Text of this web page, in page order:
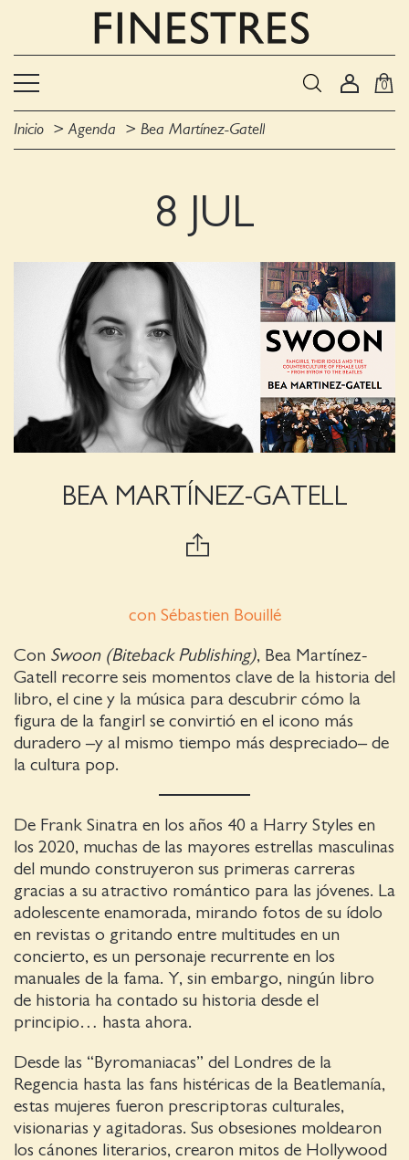
0
Inicio Agenda Bea Martínez-Gatell
8 JUL
BEA MARTÍNEZ-GATELL
con Sébastien Bouillé
Con Swoon (Biteback Publishing), Bea Martínez-
Gatell recorre seis momentos clave de la historia del
libro, el cine y la música para descubrir cómo la
figura de la fangirl se convirtió en el icono más
duradero –y al mismo tiempo más despreciado– de
la cultura pop.
De Frank Sinatra en los años 40 a Harry Styles en
los 2020, muchas de las mayores estrellas masculinas
del mundo construyeron sus primeras carreras
gracias a su atractivo romántico para las jóvenes. La
adolescente enamorada, mirando fotos de su ídolo
en revistas o gritando entre multitudes en un
concierto, es un personaje recurrente en los
manuales de la fama. Y, sin embargo, ningún libro
de historia ha contado su historia desde el
principio… hasta ahora.
Desde las “Byromaniacas” del Londres de la
Regencia hasta las fans histéricas de la Beatlemanía,
estas mujeres fueron prescriptoras culturales,
visionarias y agitadoras. Sus obsesiones moldearon
los cánones literarios, crearon mitos de Hollywood